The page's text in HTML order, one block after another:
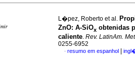
L�pez, Roberto et al.
ZnO: A-SiOx obtenidas
caliente Rev. LatinAm.
0255-6952
· resumo em espanhol |